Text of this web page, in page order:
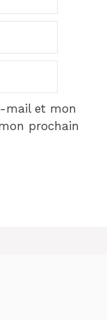
mail et mon
prochain